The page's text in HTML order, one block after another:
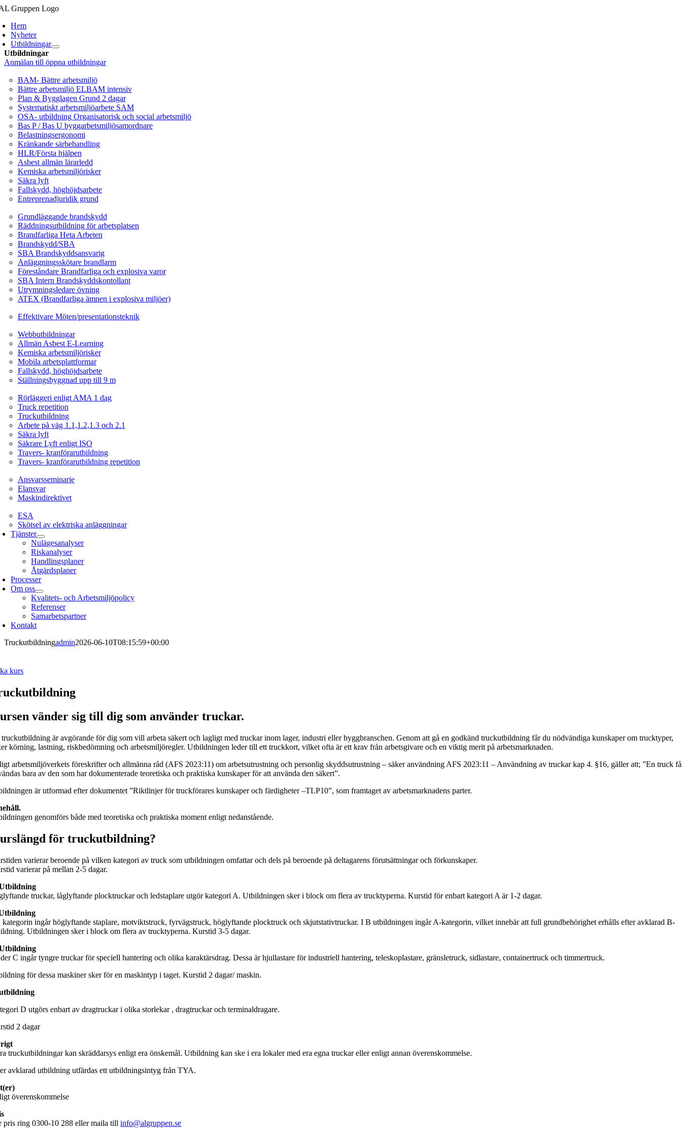
Fortsätt
innehållet
Hem
Nyheter
Utbildningar
Utbildningar
Anmälan till öppna utbildningar
BAM- Bättre arbetsmiljö
Bättre arbetsmiljö ELBAM intensiv
Plan & Bygglagen Grund 2 dagar
Systematiskt arbetsmiljöarbete SAM
OSA- utbildning Organisatorisk och social arbetsmiljö
Bas P / Bas U byggarbetsmiljösamordnare
Belastningsergonomi
Kränkande särbehandling
HLR/Första hjälpen
Asbest allmän lärarledd
Kemiska arbetsmiljörisker
Säkra lyft
Fallskydd, höghöjdsarbete
Entreprenadjuridik grund
Grundläggande brandskydd
Räddningsutbildning för arbetsplatsen
Brandfarliga Heta Arbeten
Brandskydd/SBA
SBA Brandskyddsansvarig
Anläggningsskötare brandlarm
Föreståndare Brandfarliga och explosiva varor
SBA Intern Brandskyddskontollant
Utrymningsledare övning
ATEX (Brandfarliga ämnen i explosiva miljöer)
Effektivare Möten/presentationsteknik
Webbutbildningar
Allmän Asbest E-Learning
Kemiska arbetsmiljörisker
Mobila arbetsplattformar
Fallskydd, höghöjdsarbete
Ställningsbyggnad upp till 9 m
Rörläggeri enligt AMA 1 dag
Truck repetition
Truckutbildning
Arbete på väg 1.1,1.2,1.3 och 2.1
Säkra lyft
Säkrare Lyft enligt ISO
Travers- kranförarutbildning
Travers- kranförarutbildning repetition
Ansvarsseminarie
Elansvar
Maskindirektivet
ESA
Skötsel av elektriska anläggningar
Tjänster
Nulägesanalyser
Riskanalyser
Handlingsplaner
Åtgärdsplaner
Processer
Om oss
Kvalitets- och Arbetsmiljöpolicy
Referenser
Samarbetspartner
Kontakt
Truckutbildningadmin2026-06-10T08:15:59+00:00
kurs
vänder sig till dig som använder truckar.
truckutbildning är avgörande för dig som vill arbeta säkert och lagligt med truckar inom lager, industri eller byggbranschen. Genom att gå en godkänd truckutbildning får du nödvändiga kunskaper om trucktyper,
körning, lastning, riskbedömning och arbetsmiljöregler. Utbildningen leder till ett truckkort, vilket ofta är ett krav från arbetsgivare och en viktig merit på arbetsmarknaden.
arbetsmiljöverkets föreskrifter och allmänna råd (AFS 2023:11) om arbetsutrustning och personlig skyddsutrustning – säker användning AFS 2023:11 – Användning av truckar kap 4. §16, gäller att; ”En truck
bara av den som har dokumenterade teoretiska och praktiska kunskaper för att använda den säkert”.
är utformad efter dokumentet ”Riktlinjer för truckförares kunskaper och färdigheter –TLP10”, som framtaget av arbetsmarknadens parter.
genomförs både med teoretiska och praktiska moment enligt nedanstående.
för truckutbildning?
varierar beroende på vilken kategori av truck som utbildningen omfattar och dels på beroende på deltagarens förutsättningar och förkunskaper.
varierar på mellan 2-5 dagar.
truckar, låglyftande plocktruckar och ledstaplare utgör kategori A. Utbildningen sker i block om flera av trucktyperna. Kurstid för enbart kategori A är 1-2 dagar.
kategorin ingår höglyftande staplare, motviktstruck, fyrvägstruck, höglyftande plocktruck och skjutstativtruckar. I B utbildningen ingår A-kategorin, vilket innebär att full grundbehörighet erhålls efter avklarad B-
Utbildningen sker i block om flera av trucktyperna. Kurstid 3-5 dagar.
C ingår tyngre truckar för speciell hantering och olika karaktärsdrag. Dessa är hjullastare för industriell hantering, teleskoplastare, gränsletruck, sidlastare, containertruck och timmertruck.
för dessa maskiner sker för en maskintyp i taget. Kurstid 2 dagar/ maskin.
D utgörs enbart av dragtruckar i olika storlekar , dragtruckar och terminaldragare.
2 dagar
truckutbildningar kan skräddarsys enligt era önskemål. Utbildning kan ske i era lokaler med era egna truckar eller enligt annan överenskommelse.
avklarad utbildning utfärdas ett utbildningsintyg från TYA.
överenskommelse
pris ring 0300-10 288 eller maila tillinfo@algruppen.se